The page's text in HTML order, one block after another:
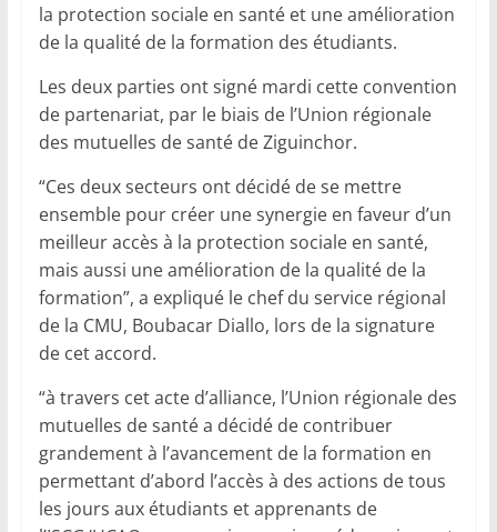
la protection sociale en santé et une amélioration
de la qualité de la formation des étudiants.
Les deux parties ont signé mardi cette convention
de partenariat, par le biais de l’Union régionale
des mutuelles de santé de Ziguinchor.
“Ces deux secteurs ont décidé de se mettre
ensemble pour créer une synergie en faveur d’un
meilleur accès à la protection sociale en santé,
mais aussi une amélioration de la qualité de la
formation”, a expliqué le chef du service régional
de la CMU, Boubacar Diallo, lors de la signature
de cet accord.
“à travers cet acte d’alliance, l’Union régionale des
mutuelles de santé a décidé de contribuer
grandement à l’avancement de la formation en
permettant d’abord l’accès à des actions de tous
les jours aux étudiants et apprenants de